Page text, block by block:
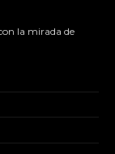
la mirada de